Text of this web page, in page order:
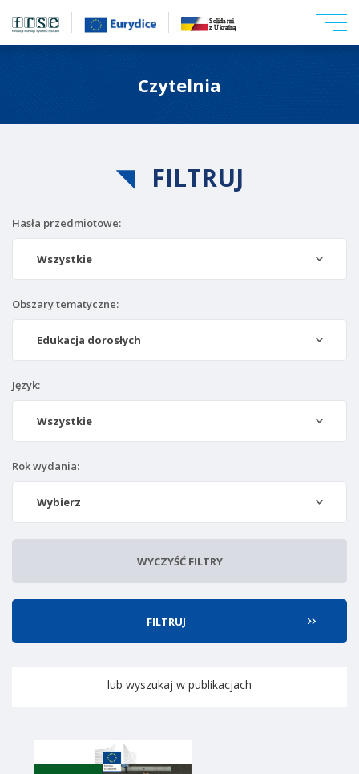
Czytelnia
FILTRUJ
Hasła przedmiotowe:
Wszystkie
Obszary tematyczne:
Edukacja dorosłych
Język:
Wszystkie
Rok wydania:
Wybierz
WYCZYŚĆ FILTRY
lub wyszukaj w publikacjach